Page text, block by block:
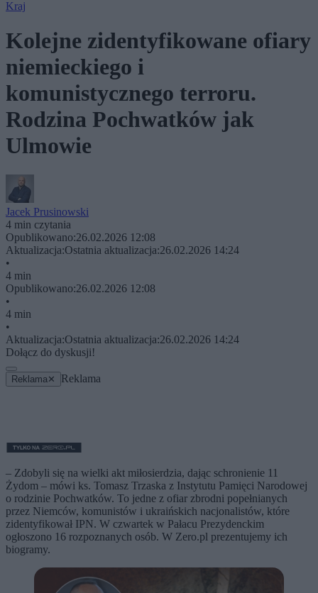
Kraj
Kolejne zidentyfikowane ofiary
niemieckiego i
komunistycznego terroru.
Rodzina Pochwatków jak
Ulmowie
Jacek Prusinowski
4 min czytania
Opublikowano:26.02.2026 12:08
Aktualizacja:Ostatnia aktualizacja:26.02.2026 14:24
•
4 min
Opublikowano:26.02.2026 12:08
•
4 min
•
Aktualizacja:Ostatnia aktualizacja:26.02.2026 14:24
Dołącz do dyskusji!
Reklama ✕ Reklama
– Zdobyli się na wielki akt miłosierdzia, dając schronienie 11
Żydom – mówi ks. Tomasz Trzaska z Instytutu Pamięci Narodowej
o rodzinie Pochwatków. To jedne z ofiar zbrodni popełnianych
przez Niemców, komunistów i ukraińskich nacjonalistów, które
zidentyfikował IPN. W czwartek w Pałacu Prezydenckim
ogłoszono 16 rozpoznanych osób. W Zero.pl prezentujemy ich
biogramy.